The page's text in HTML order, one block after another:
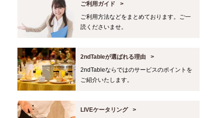
ご利用ガイド
ご利用方法などをまとめております。ご一
読くださいませ。
2ndTableが選ばれる理由
2ndTableならではのサービスのポイントを
ご紹介いたします。
LIVEケータリング